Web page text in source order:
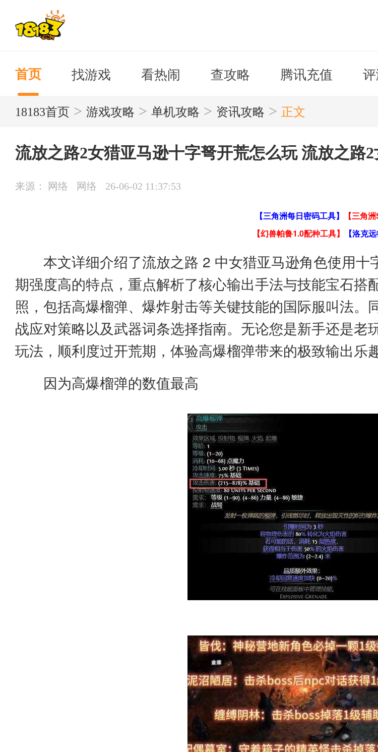
首页 找游戏 看热闹 查攻略 腾讯充值
18183首页 > 游戏攻略 > 单机攻略 > 资讯攻略 > 正文
流放之路2女猎亚马逊十字弩开荒怎么玩 流放之路
来源： 网络 网络 26-06-02 11:37:53
【三角洲每日密码工具】
【三角
【幻兽帕鲁1.0配种工具】
【洛克
本文详细介绍了流放之路 2 中女猎亚马逊角色使用
期强度高的特点，重点解析了核心输出手法与技能宝石搭
照，包括高爆榴弹、爆炸射击等关键技能的国际服叫法
战应对策略以及武器词条选择指南。无论您是新手还是
玩法，顺利度过开荒期，体验高爆榴弹带来的极致输出乐趣
因为高爆榴弹的数值最高